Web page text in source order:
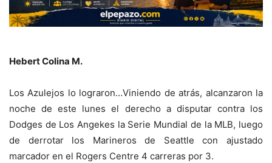
Hebert Colina M.
Los Azulejos lo lograron…Viniendo de atrás, alcanzaron la
noche de este lunes el derecho a disputar contra los
Dodges de Los Angekes la Serie Mundial de la MLB, luego
de derrotar los Marineros de Seattle con ajustado
marcador en el Rogers Centre 4 carreras por 3.